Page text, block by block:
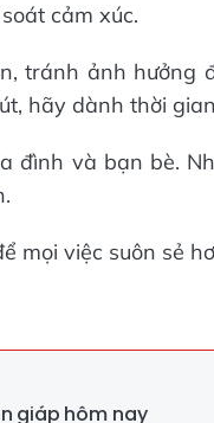
cảm xúc.
tránh ảnh hưởng
hãy dành thời
đình và bạn bè.
mọi việc suôn sẻ
giáp hôm nay